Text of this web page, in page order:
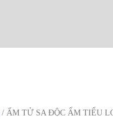
/ ẤM TỬ SA ĐỘC ẨM TIỂU